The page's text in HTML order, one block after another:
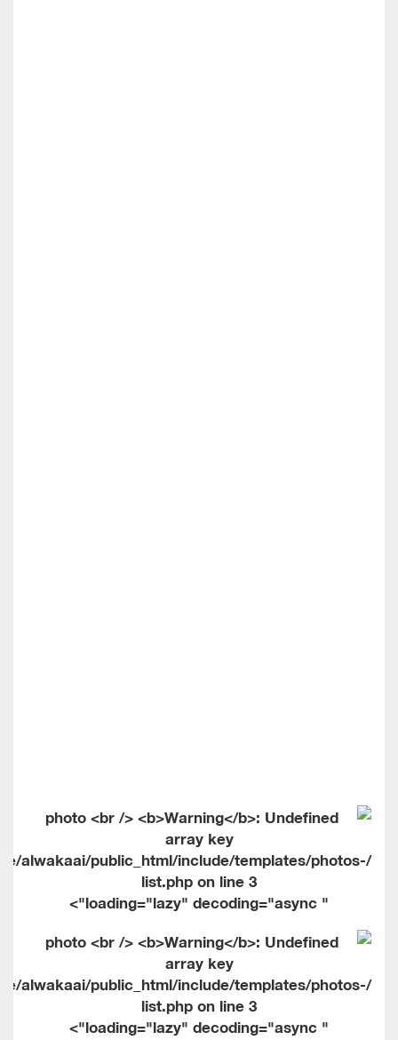
alwakaai/public_html/include/templates/photos-
list.php on line3
" loading="lazy" decoding="async">
alwakaai/public_html/include/templates/photos-
list.php on line3
" loading="lazy" decoding="async">